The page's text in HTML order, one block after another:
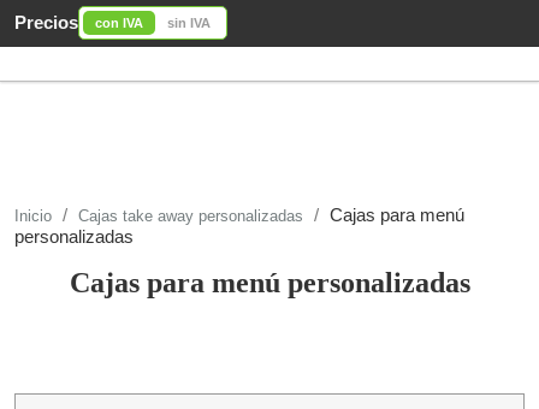
Precios con IVA sin IVA
Inicio Cajas take away personalizadas
Cajas para menú
personalizadas
Cajas para menú personalizadas